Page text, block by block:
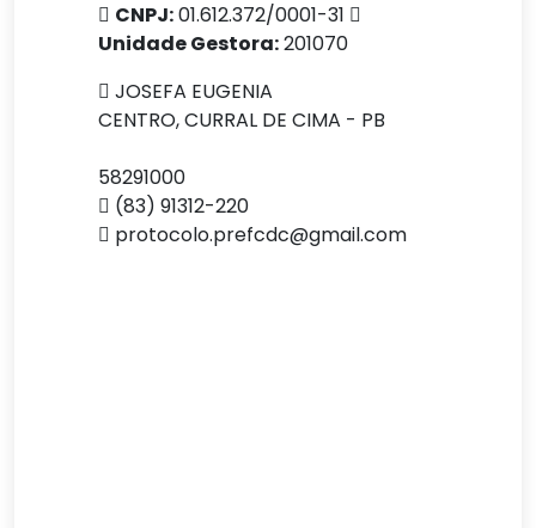
CNPJ:01.612.372/0001-31
Unidade Gestora:201070
JOSEFA EUGENIA
CENTRO, CURRAL DE CIMA - PB
58291000
(83) 91312-220
protocolo.prefcdc@gmail.com